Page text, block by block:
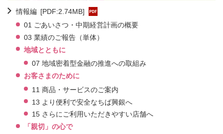
情報編 [PDF:2.74MB]
01 ごあいさつ・中期経営計画の概要
03 業績のご報告（単体）
地域とともに
07 地域密着型金融の推進への取組み
お客さまのために
11 商品・サービスのご案内
13 より便利で安全なちば興銀へ
15 さらにご利用いただきやすい店舗へ
「親切」の心で